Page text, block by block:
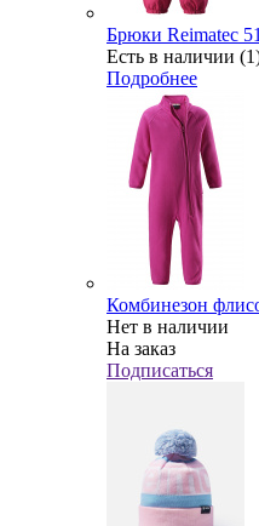
Брюки Reimatec
Есть в наличии
Подробнее
Комбинезон
Нет в наличии
На заказ
Подписаться